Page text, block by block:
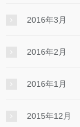
2016年3月
2016年2月
2016年1月
2015年12月